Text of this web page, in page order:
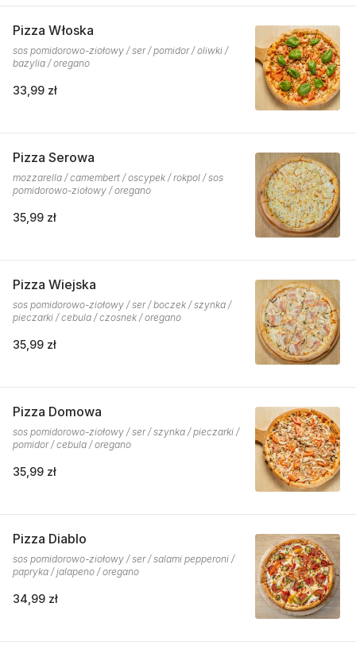
Pizza Włoska
sos pomidorowo-ziołowy / ser / pomidor / oliwki /
bazylia / oregano
33,99 zł
Pizza Serowa
mozzarella / camembert / oscypek / rokpol / sos
pomidorowo-ziołowy / oregano
35,99 zł
Pizza Wiejska
sos pomidorowo-ziołowy / ser / boczek / szynka /
pieczarki / cebula / czosnek / oregano
35,99 zł
Pizza Domowa
sos pomidorowo-ziołowy / ser / szynka / pieczarki /
pomidor / cebula / oregano
35,99 zł
Pizza Diablo
sos pomidorowo-ziołowy / ser / salami pepperoni /
papryka / jalapeno / oregano
34,99 zł